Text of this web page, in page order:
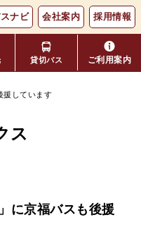
ナビ 会社案内 採用情報
のりば案内
配布時刻表
貸切バス ご利用案内
援しています
ス
に京福バスも後援